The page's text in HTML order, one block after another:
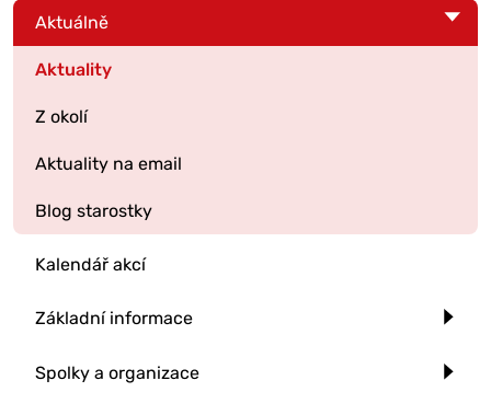
Aktuálně
Aktuality
Z okolí
Aktuality na email
Blog starostky
Kalendář akcí
Základní informace
Spolky a organizace